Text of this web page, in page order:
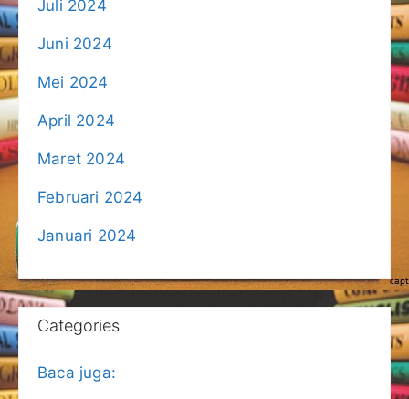
Juli 2024
Juni 2024
Mei 2024
April 2024
Maret 2024
Februari 2024
Januari 2024
Categories
Baca juga: